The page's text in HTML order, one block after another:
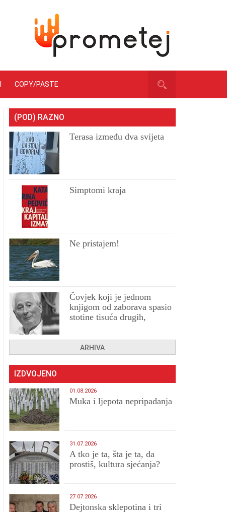
COPY/PASTE
(POD) RAZNO
Terasa između dva svijeta
Simptomi kraja
Ne pristajem!
Čovjek koji je jednom
knjigom od zaborava spasio
stotine tisuća drugih,
ARHIVA
IZDVOJENO
01.08.2026
Muka i ljepota nepripadanja
31.07.2026
A tko je ta, šta je ta, da
prostiš, kultura sjećanja?
27.07.2026
Dejtonska sklepotina i tri